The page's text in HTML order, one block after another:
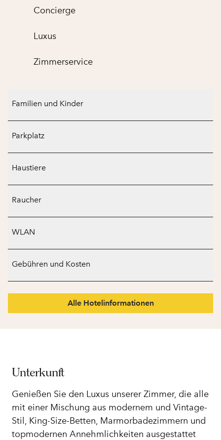
Concierge
Luxus
Zimmer­service
Familien und Kinder
Parkplatz
Haustiere
Raucher
WLAN
Gebühren und Kosten
Alle Hotelinformationen
Unterkunft
Genießen Sie den Luxus unserer Zimmer, die alle
mit einer Mischung aus modernem und Vintage-
Stil, King-Size-Betten, Marmorbadezimmern und
topmodernen Annehmlichkeiten ausgestattet